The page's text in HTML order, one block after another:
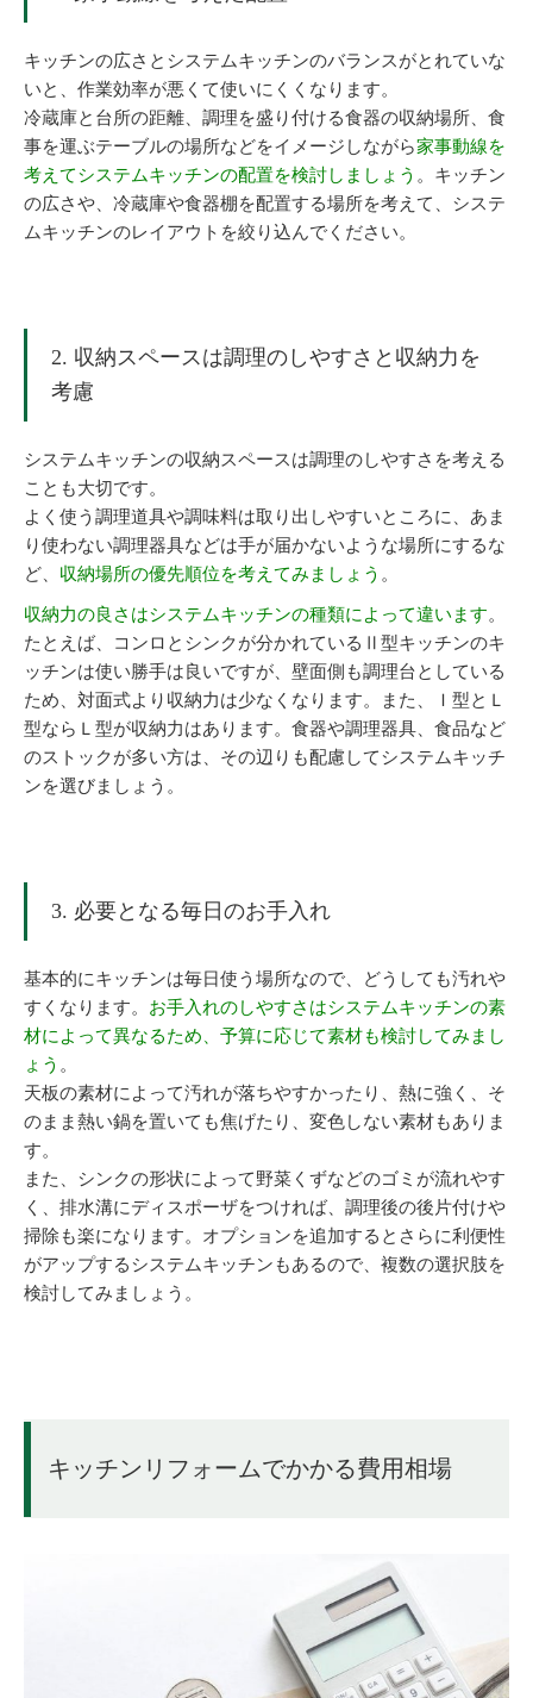
キッチンの広さとシステムキッチンのバランスがとれていな
いと、作業効率が悪くて使いにくくなります。
冷蔵庫と台所の距離、調理を盛り付ける食器の収納場所、食
事を運ぶテーブルの場所などをイメージしながら家事動線を
考えてシステムキッチンの配置を検討しましょう 。キッチン
の広さや、冷蔵庫や食器棚を配置する場所を考えて、システ
ムキッチンのレイアウトを絞り込んでください。
2. 収納スペースは調理のしやすさと収納力を
考慮
システムキッチンの収納スペースは調理のしやすさを考える
ことも大切です。
よく使う調理道具や調味料は取り出しやすいところに、あま
り使わない調理器具などは手が届かないような場所にするな
ど、 収納場所の優先順位を考えてみましょう 。
収納力の良さはシステムキッチンの種類によって違います。
たとえば、コンロとシンクが分かれているⅡ型キッチンのキ
ッチンは使い勝手は良いですが、壁面側も調理台としている
ため、対面式より収納力は少なくなります。また、Ｉ型とＬ
型ならＬ型が収納力はあります。食器や調理器具、食品など
のストックが多い方は、その辺りも配慮してシステムキッチ
ンを選びましょう。
3. 必要となる毎日のお手入れ
基本的にキッチンは毎日使う場所なので、どうしても汚れや
すくなります。 お手入れのしやすさはシステムキッチンの素
材によって異なるため、予算に応じて素材も検討してみまし
ょう 。
天板の素材によって汚れが落ちやすかったり、熱に強く、そ
のまま熱い鍋を置いても焦げたり、変色しない素材もありま
す。
また、シンクの形状によって野菜くずなどのゴミが流れやす
く、排水溝にディスポーザをつければ、調理後の後片付けや
掃除も楽になります。オプションを追加するとさらに利便性
がアップするシステムキッチンもあるので、複数の選択肢を
検討してみましょう。
キッチンリフォームでかかる費用相場